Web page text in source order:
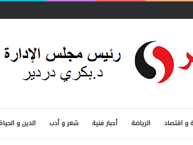
و اقتصاد الرياضة أحبار فنية شعر و أدب الدين و